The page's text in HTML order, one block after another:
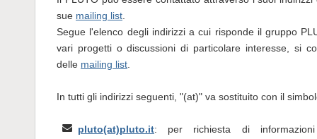
sue mailing list
Segue l'elenco degli indirizzi a cui risponde il gruppo
vari progetti o discussioni di particolare interesse, si
delle mailing list
In tutti gli indirizzi seguenti, "(at)" va sostituito con il
pluto(at)pluto.it: per richiesta di